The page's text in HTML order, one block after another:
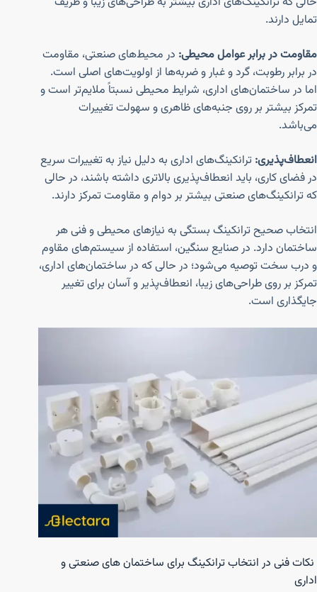
تمایل دارند.
مقاومت در برابر عوامل محیطی: در محیط‌های صنعتی، مقاومت
در برابر رطوبت، گرد و غبار و ضربه‌ها از اولویت‌های اصلی است.
اما در ساختمان‌های اداری، شرایط محیطی نسبتاً ملایم‌تر است و
تمرکز بیشتر بر روی جنبه‌های ظاهری و سهولت تغییرات
می‌باشد.
انعطاف‌پذیری: ترانکینگ‌های اداری به دلیل نیاز به تغییرات سریع
در فضای کاری، باید انعطاف‌پذیری بالاتری داشته باشند، در حالی
که ترانکینگ‌های صنعتی بیشتر بر دوام و مقاومت تمرکز دارند.
انتخاب صحیح ترانکینگ بستگی به نیازهای محیطی و فنی هر
ساختمان دارد. در صنایع سنگین، استفاده از سیستم‌های مقاوم
و درب سخت توصیه می‌شود؛ در حالی که در ساختمان‌های اداری،
تمرکز بر روی طراحی‌های زیبا، انعطاف‌پذیر و آسان برای تغییر
جایگذاری است.
نکات فنی در انتخاب ترانکینگ برای ساختمان های صنعتی و
اداری